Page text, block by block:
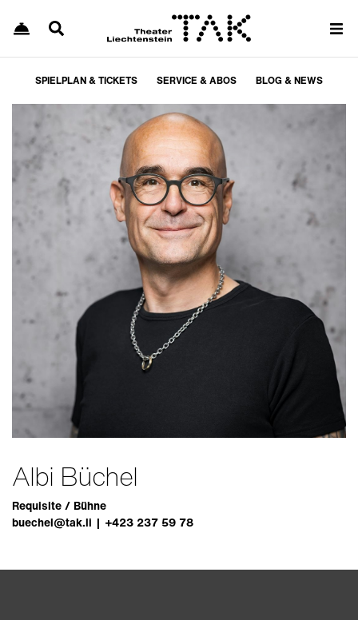
SPIELPLAN & TICKETS SERVICE & ABOS BLOG & NEWS
Albi Büchel
Requisite / Bühne
buechel@tak.li
+423 237 59 78